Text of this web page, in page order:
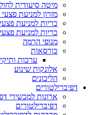
מיטה סיעודית
מזרון למניעת
כריות למניעת
כריות למניעת
מנופי הרמה
כורסאות
ערכות
אלונקות שינוע
הליכונים
דפיברילטורים
ארונות למכשירי
דפיברילטורים